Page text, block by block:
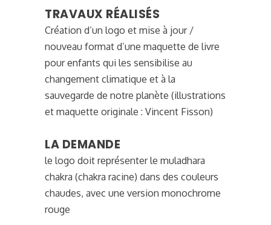
TRAVAUX RÉALISÉS
Création d’un logo et mise à jour /
nouveau format d’une maquette de livre
pour enfants qui les sensibilise au
changement climatique et à la
sauvegarde de notre planète (illustrations
et maquette originale : Vincent Fisson)
LA DEMANDE
le logo doit représenter le muladhara
chakra (chakra racine) dans des couleurs
chaudes, avec une version monochrome
rouge